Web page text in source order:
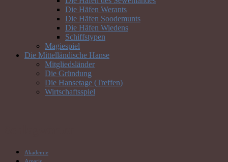
Die Häfen Werants
Die Häfen Soodemunts
Die Häfen Wiedens
Schiffstypen
Magiespiel
Die Mittelländische Hanse
Mitgliedsländer
Die Gründung
Die Hansetage (Treffen)
Wirtschaftsspiel
Akademie